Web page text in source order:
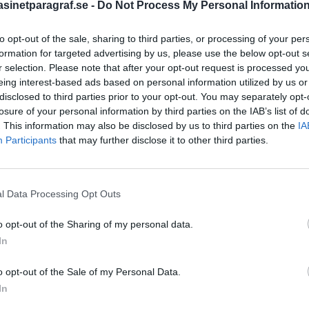
- Do Not Process My Personal Information
opt-out of the sale, sharing to third parties, or processing of your
for targeted advertising by us, please use the below opt-out
selection. Please note that after your opt-out request is processed
interest-based ads based on personal information utilized by us
to third parties prior to your opt-out. You may separately
of your personal information by third parties on the IAB’s list of
This information may also be disclosed by us to third parties on the
Participants that may further disclose it to other third parties.
Data Processing Opt Outs
opt-out of the Sharing of my personal data.
opt-out of the Sale of my Personal Data.
STÖD OSS
Stöd Para§raf –
högertrollen
PRENUMERERA PÅ
ÄMNESORD